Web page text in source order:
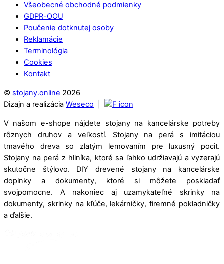
Všeobecné obchodné podmienky
GDPR-OOU
Poučenie dotknutej osoby
Reklamácie
Terminológia
Cookies
Kontakt
© stojany.online 2026
Dizajn a realizácia Weseco
V našom e-shope nájdete stojany na kancelárske potreby
rôznych druhov a veľkostí. Stojany na perá s imitáciou
tmavého dreva so zlatým lemovaním pre luxusný pocit.
Stojany na perá z hliníka, ktoré sa ľahko udržiavajú a vyzerajú
skutočne štýlovo. DIY drevené stojany na kancelárske
doplnky a dokumenty, ktoré si môžete poskladať
svojpomocne. A nakoniec aj uzamykateľné skrinky na
dokumenty, skrinky na kľúče, lekárničky, firemné pokladničky
a ďalšie.